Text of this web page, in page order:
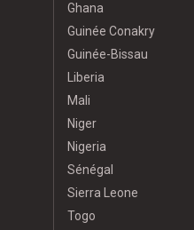
Ghana
Guinée Conakry
Guinée-Bissau
Liberia
Mali
Niger
Nigeria
Sénégal
Sierra Leone
Togo